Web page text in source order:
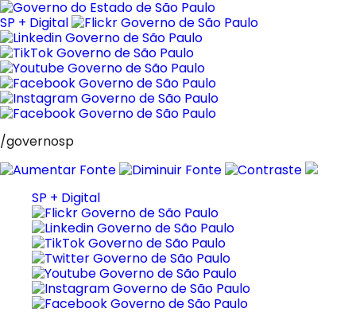
Pular
para
o
conteúdo
SP + Digital
/governosp
SP + Digital